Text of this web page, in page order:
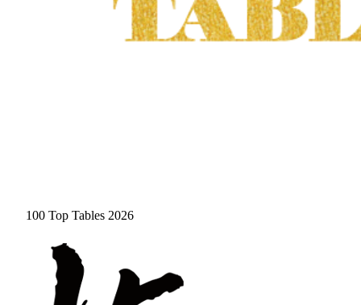
100 Top Tables 2026